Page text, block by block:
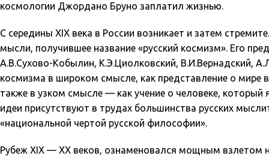
космологии Джордано Бруно заплатил жизнью.
С середины XIX века в России возникает и затем
мысли, получившее название «русский космизм». Его
А.В.Сухово-Кобылин, К.Э.Циолковский, В.И.Вернадский,
космизма в широком смысле, как представление о мире
также в узком смысле — как учение о человеке,
идеи присутствуют в трудах большинства русских
«национальной чертой русской философии».
Рубеж XIX — XX веков, ознаменовался мощным взлетом